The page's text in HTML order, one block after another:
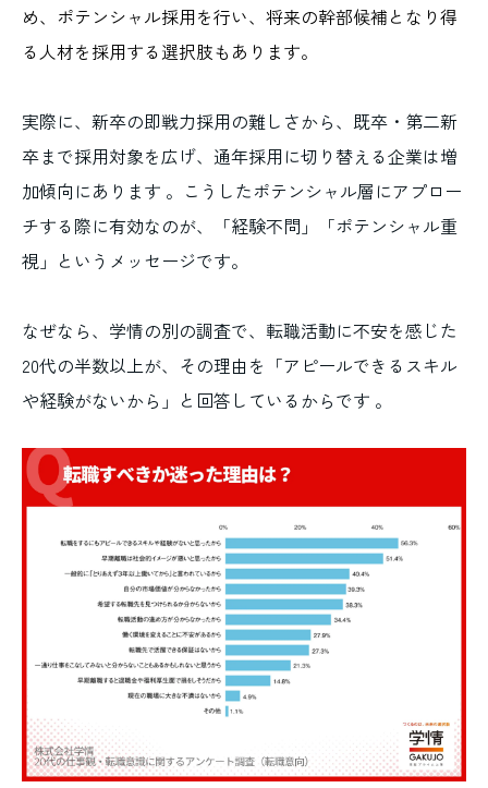
め、ポテンシャル採用を行い、将来の幹部候補となり得
る人材を採用する選択肢もあります。
実際に、新卒の即戦力採用の難しさから、既卒・第二新
卒まで採用対象を広げ、通年採用に切り替える企業は増
加傾向にあります 。こうしたポテンシャル層にアプロー
チする際に有効なのが、「経験不問」「ポテンシャル重
視」というメッセージです。
なぜなら、学情の別の調査で、転職活動に不安を感じた
20代の半数以上が、その理由を「アピールできるスキル
や経験がないから」と回答しているからです 。